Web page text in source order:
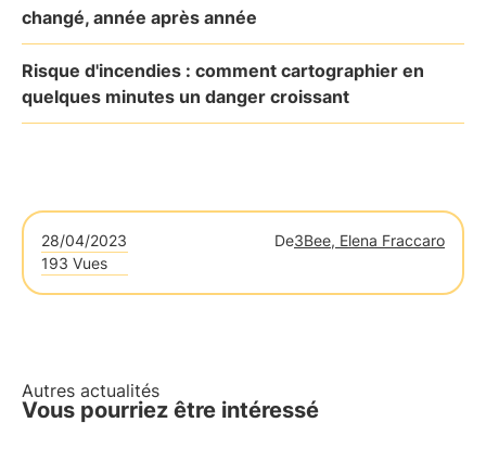
changé, année après année
Risque d'incendies : comment cartographier en
quelques minutes un danger croissant
28/04/2023 De3Bee, Elena Fraccaro
193 Vues
Autres actualités
Vous pourriez être intéressé